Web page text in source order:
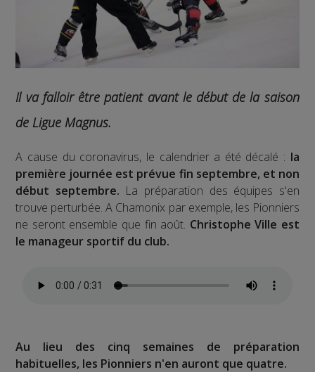
Il va falloir être patient avant le début de la saison
de Ligue Magnus.
A cause du coronavirus, le calendrier a été décalé : la
première journée est prévue fin septembre, et non
début septembre. La préparation des équipes s'en
trouve perturbée. A Chamonix par exemple, les Pionniers
ne seront ensemble que fin août. Christophe Ville est
le manageur sportif du club.
Au lieu des cinq semaines de préparation
habituelles, les Pionniers n'en auront que quatre.